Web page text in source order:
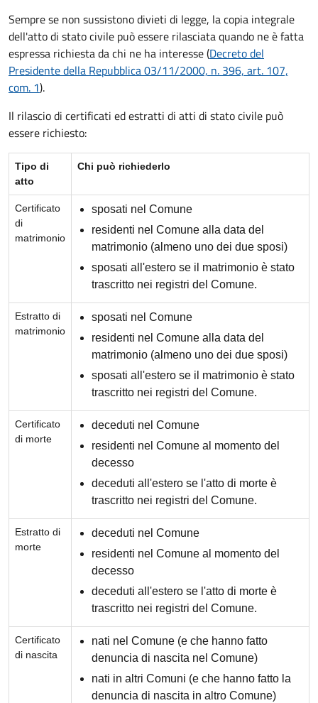
Sempre se non sussistono divieti di legge, la copia integrale
dell'atto di stato civile può essere rilasciata quando ne è fatta
espressa richiesta da chi ne ha interesse (Decreto del
Presidente della Repubblica 03/11/2000, n. 396, art. 107,
com. 1).
Il rilascio di certificati ed estratti di atti di stato civile può
essere richiesto:
Tipo di
atto
Chi può richiederlo
Certificato
di
matrimonio
sposati nel Comune
residenti nel Comune alla data del
matrimonio (almeno uno dei due sposi)
sposati all'estero se il matrimonio è stato
trascritto nei registri del Comune.
Estratto di
matrimonio
sposati nel Comune
residenti nel Comune alla data del
matrimonio (almeno uno dei due sposi)
sposati all'estero se il matrimonio è stato
trascritto nei registri del Comune.
Certificato
di morte
deceduti nel Comune
residenti nel Comune al momento del
decesso
deceduti all'estero se l'atto di morte è
trascritto nei registri del Comune.
Estratto di
morte
deceduti nel Comune
residenti nel Comune al momento del
decesso
deceduti all'estero se l'atto di morte è
trascritto nei registri del Comune.
Certificato
di nascita
nati nel Comune (e che hanno fatto
denuncia di nascita nel Comune)
nati in altri Comuni (e che hanno fatto la
denuncia di nascita in altro Comune)